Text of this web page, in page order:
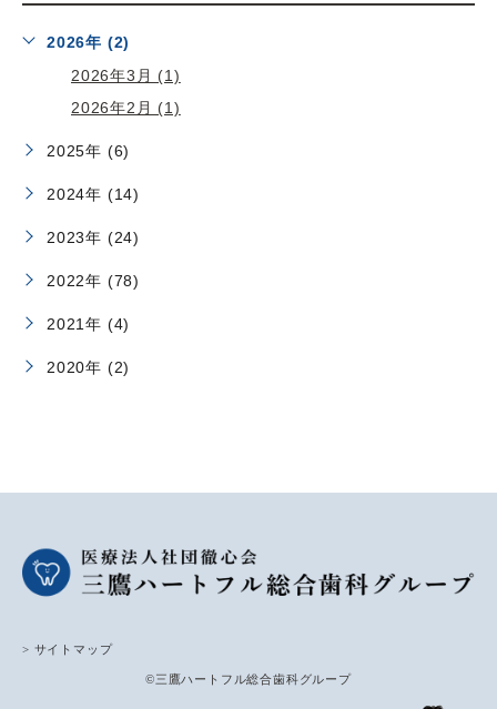
2026年 (2)
2026年3月 (1)
2026年2月 (1)
2025年 (6)
2024年 (14)
2023年 (24)
2022年 (78)
2021年 (4)
2020年 (2)
> サイトマップ
©三鷹ハートフル総合歯科グループ